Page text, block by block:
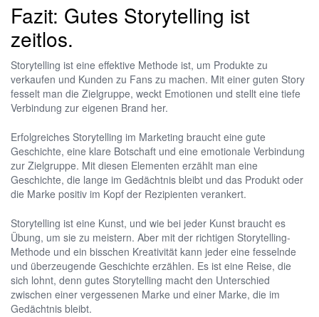
Fazit: Gutes Storytelling ist
zeitlos.
Storytelling ist eine effektive Methode ist, um Produkte zu
verkaufen und Kunden zu Fans zu machen. Mit einer guten Story
fesselt man die Zielgruppe, weckt Emotionen und stellt eine tiefe
Verbindung zur eigenen Brand her.
Erfolgreiches Storytelling im Marketing braucht eine gute
Geschichte, eine klare Botschaft und eine emotionale Verbindung
zur Zielgruppe. Mit diesen Elementen erzählt man eine
Geschichte, die lange im Gedächtnis bleibt und das Produkt oder
die Marke positiv im Kopf der Rezipienten verankert.
Storytelling ist eine Kunst, und wie bei jeder Kunst braucht es
Übung, um sie zu meistern. Aber mit der richtigen Storytelling-
Methode und ein bisschen Kreativität kann jeder eine fesselnde
und überzeugende Geschichte erzählen. Es ist eine Reise, die
sich lohnt, denn gutes Storytelling macht den Unterschied
zwischen einer vergessenen Marke und einer Marke, die im
Gedächtnis bleibt.